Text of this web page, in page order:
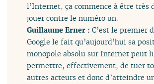
l’Internet, ça commence à être très
jouer contre le numéro un.
Guillaume Erner :C’est le premier
Google le fait qu’aujourd’hui sa
monopole absolu sur Internet peut
permettre, effectivement, de tuer
autres acteurs et donc d’atteindre